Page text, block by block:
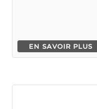
EN SAVOIR PLUS